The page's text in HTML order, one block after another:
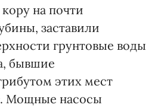
на почти
заставили
грунтовые воды
бывшие
этих мест
Мощные насосы